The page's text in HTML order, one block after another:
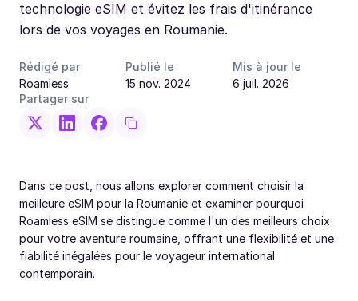
technologie eSIM et évitez les frais d'itinérance
lors de vos voyages en Roumanie.
Rédigé par
Roamless
Publié le
15 nov. 2024
Mis à jour le
6 juil. 2026
Partager sur
Dans ce post, nous allons explorer comment choisir la
meilleure eSIM pour la Roumanie et examiner pourquoi
Roamless eSIM se distingue comme l'un des meilleurs choix
pour votre aventure roumaine, offrant une flexibilité et une
fiabilité inégalées pour le voyageur international
contemporain.